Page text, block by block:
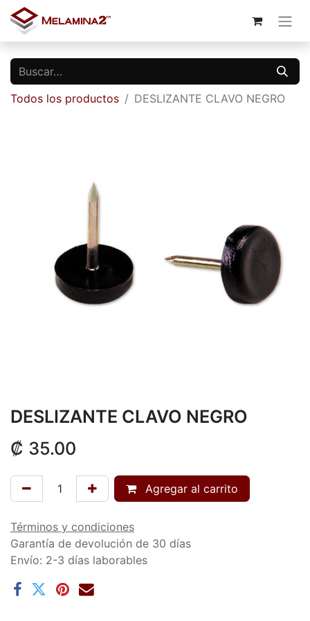
Todos los productos DESLIZANTE CLAVO NEGRO
DESLIZANTE CLAVO NEGRO
₡ 35.00
Agregar al carrito
Términos y condiciones
Garantía de devolución de 30 días
Envío: 2-3 días laborables